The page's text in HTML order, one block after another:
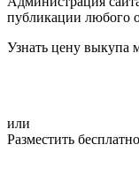
публикации любого
Узнать цену выкупа
или
Разместить